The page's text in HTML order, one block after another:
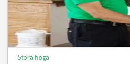
Stora höga